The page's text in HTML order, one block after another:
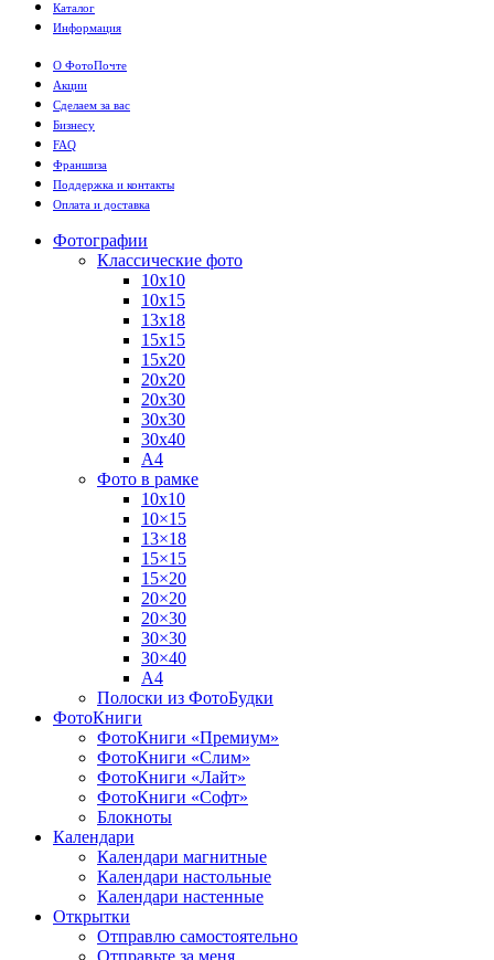
Каталог
Информация
О ФотоПочте
Акции
Сделаем за вас
Бизнесу
FAQ
Франшиза
Поддержка и контакты
Оплата и доставка
Фотографии
Классические фото
10х10
10х15
13х18
15х15
15х20
20х20
20х30
30х30
30х40
А4
Фото в рамке
10х10
10×15
13×18
15×15
15×20
20×20
20×30
30×30
30×40
A4
Полоски из ФотоБудки
ФотоКниги
ФотоКниги «Премиум»
ФотоКниги «Слим»
ФотоКниги «Лайт»
ФотоКниги «Софт»
Блокноты
Календари
Календари магнитные
Календари настольные
Календари настенные
Открытки
Отправлю самостоятельно